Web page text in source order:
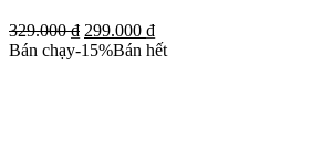
329.000₫ Giá
gốc
299.000 ₫Giá
hiện
Bán chạy-15%Bán hết